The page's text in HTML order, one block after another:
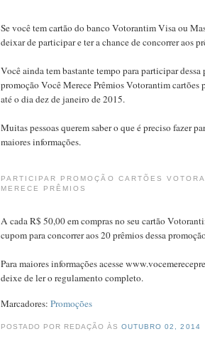
Se você tem cartão do banco Votorantim Visa ou
deixar de participar e ter a chance de concorrer aos
Você ainda tem bastante tempo para participar dessa
promoção Você Merece Prêmios Votorantim cartões
até o dia dez de janeiro de 2015.
Muitas pessoas querem saber o que é preciso fazer
maiores informações.
PARTICIPAR PROMOÇÃO CARTÕES
MERECE PRÊMIOS
A cada R$ 50,00 em compras no seu cartão
cupom para concorrer aos 20 prêmios dessa
Para maiores informações acesse
deixe de ler o regulamento completo.
Marcadores: Promoções
POSTADO POR REDAÇÃO ÀSOUTUBRO 02, 2014